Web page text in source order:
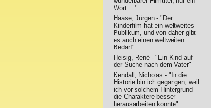
Wort ..."
Haase, Jürgen - "Der
Kinderfilm hat ein weltweites
Publikum, und von daher gibt
es auch einen weltweiten
Bedarf"
Heisig, René - "Ein Kind auf
der Suche nach dem Vater"
Kendall, Nicholas - "In die
Historie bin ich gegangen, weil
ich vor solchem Hintergrund
die Charaktere besser
herausarbeiten konnte"